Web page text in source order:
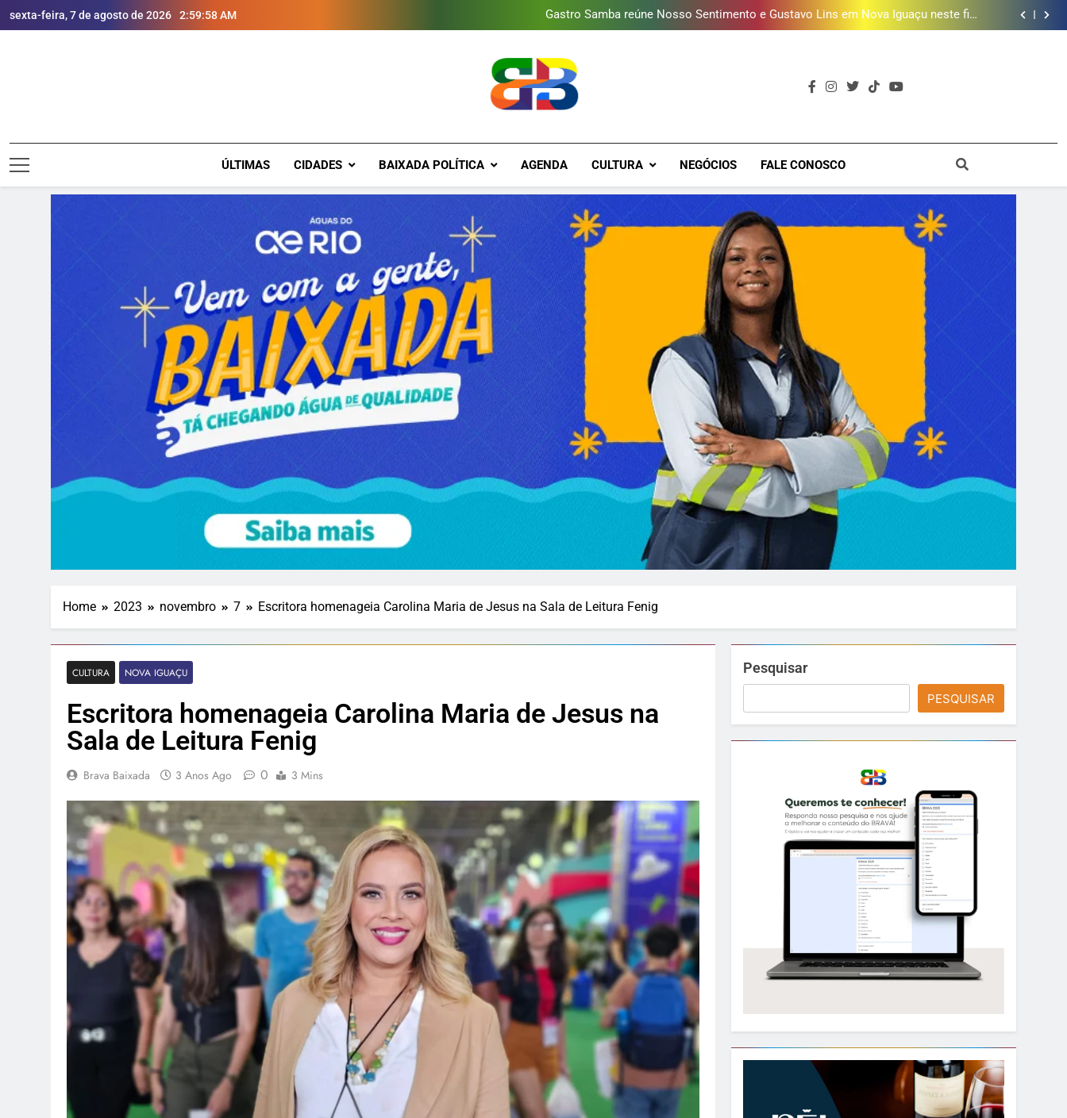
sexta-feira, 7 de agosto de 2026 3:00:00 AM
de semana
Shopping Grande Rio sorteia MacBook e oferece vinho em campanha de Dia dos
Pais
Obra garante a preservação de 190 milhões de litros de água por ano na Baixada
Gastro Samba reúne Nosso Sentimento e Gustavo Lins em Nova Iguaçu neste fim
Shopping Grande Rio sorteia MacBook e oferece vinho em campanha de Dia dos
Obra garante a preservação de 190 milhões de litros de água por ano na Baixada
Brava Baixada
ÚLTIMAS CIDADES BAIXADA POLÍTICA AGENDA CULTURA NEGÓCIOS FALE CONOSCO
Home 2023 novembro 7 Escritora homenageia Carolina Maria de Jesus na Sala de Leitura Fenig
CULTURA NOVA IGUAÇU
Escritora homenageia Carolina Maria de Jesus na
Sala de Leitura Fenig
Brava Baixada 3 Anos Ago 0 3 Mins
Pesquisar
PESQUISAR